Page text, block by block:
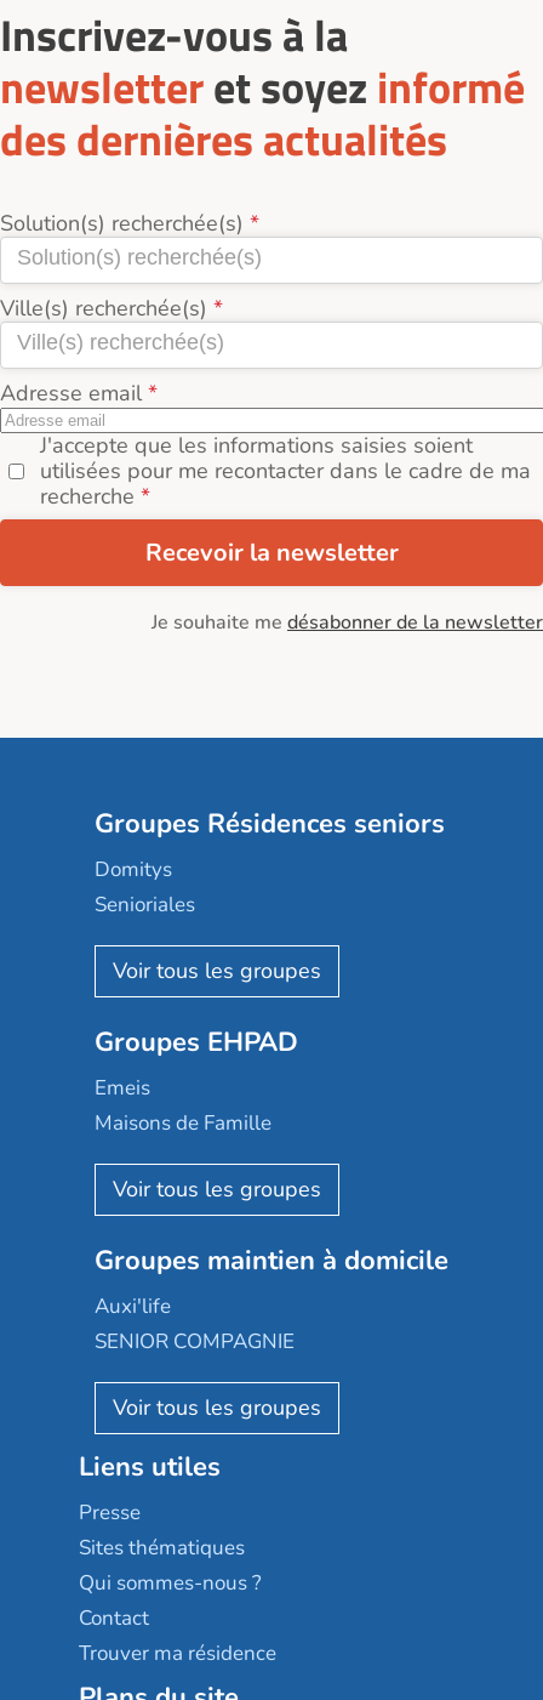
Inscrivez-vous à la
newsletteret soyez informé
des dernières actualités
Solution(s) recherchée(s)
Ville(s) recherchée(s)
Adresse email
J'accepte que les informations saisies soient
utilisées pour me recontacter dans le cadre de ma
recherche
Recevoir la newsletter
Je souhaite me désabonner de la newsletter
Groupes Résidences seniors
Domitys
Senioriales
Nohée
Les Résidentiels
Mobicap
Domusvi
Happy Senior
Aquarelia
Nexity edenea
Les jardins d'Arcadie
Occitalia
Appartseniors
Reseda
Stella management
Les villages d'or
Sérénys
Résidences services Villa Médicis
Groupes EHPAD
Emeis
Maisons de Famille
Korian
Emera
Groupe SOS
Le Noble Âge
Almage
Résidalya
Groupe aplus
Groupes maintien à domicile
Auxi'life
SENIOR COMPAGNIE
AGE D'OR Services
Liens utiles
Presse
Sites thématiques
Qui sommes-nous ?
Contact
Trouver ma résidence